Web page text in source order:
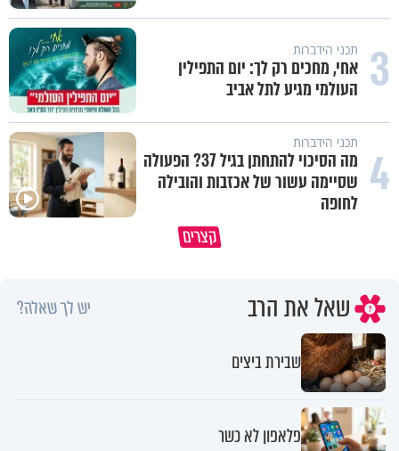
3 תכני הידברות
אחי, מחכים רק לך: יום התפילין
העולמי מגיע לתל אביב
4 תכני הידברות
מה הסיכוי להתחתן בגיל 37? הפעולה
שסיימה עשור של אכזבות והובילה
לחופה
קצרים
שאל את הרב יש לך שאלה?
שבירת ביצים
פלאפון לא כשר